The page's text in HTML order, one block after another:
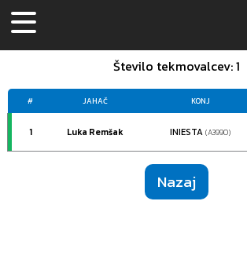
Število tekmovalcev: 1
# JAHAČ KONJ
1 Luka Remšak INIESTA(A3990)
Nazaj